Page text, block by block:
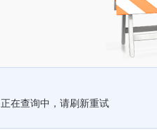
正在查询中，请刷新重试